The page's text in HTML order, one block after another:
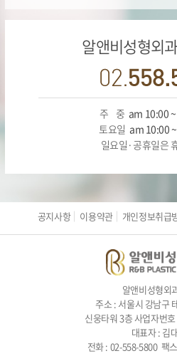
알앤비성형외
주 중 am 10:00
토요일 am 10:00
일요일·공휴일은
공지사항 이용약관 개인정보취급
알앤비성형외
주소 : 서울시 강남구
신웅타워 3층 사업자번
대표자 : 김
전화 : 02-558-5800 팩